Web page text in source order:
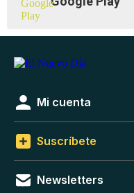
Mi cuenta
Suscríbete
Newsletters